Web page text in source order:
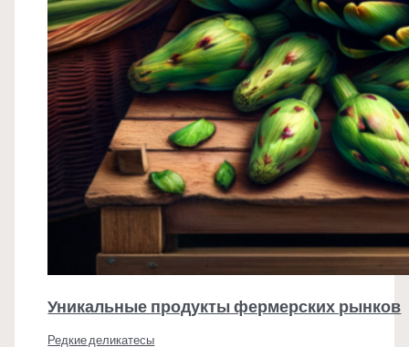
Уникальные продукты фермерских рынков
Редкие деликатесы